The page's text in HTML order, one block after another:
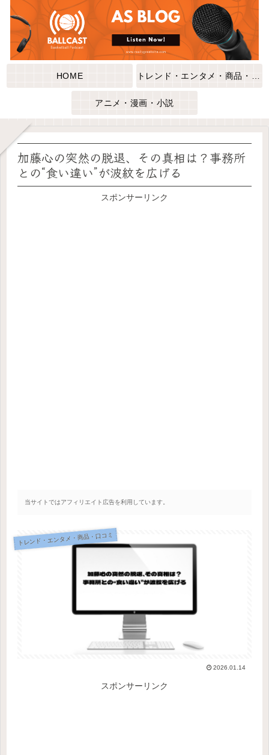
HOME
アニメ・漫画・小説
加藤心の突然の脱退、その真相は？事務所
との“食い違い”が波紋を広げる
スポンサーリンク
当サイトではアフィリエイト広告を利用しています。
トレンド・エンタメ・商品・口コミ
2026.01.14
スポンサーリンク